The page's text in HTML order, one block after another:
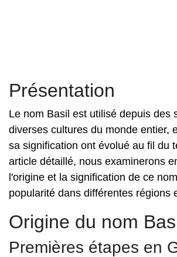
Présentation
Le nom Basil est utilisé depuis des
diverses cultures du monde entier,
sa signification ont évolué au fil du
article détaillé, nous examinerons
l'origine et la signification de ce
popularité dans différentes régions
Origine du nom
Premières étapes en